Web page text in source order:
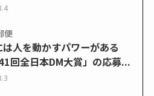
便
は人を動かすパワーがある
41回全日本DM大賞」の応募...